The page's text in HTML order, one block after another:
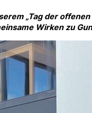
„Tag der
Wirken zu